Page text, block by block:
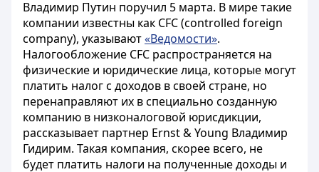
Владимир Путин поручил 5 марта. В мире такие
компании известны как CFC (controlled foreign
company), указывают«Ведомости».
Налогообложение CFC распространяется на
физические и юридические лица, которые могут
платить налог с доходов в своей стране, но
перенаправляют их в специально созданную
компанию в низконалоговой юрисдикции,
рассказывает партнер Ernst & Young Владимир
Гидирим. Такая компания, скорее всего, не
будет платить налоги на полученные доходы и